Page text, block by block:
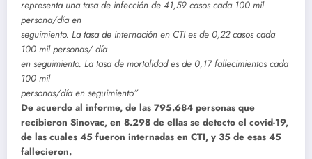
representa una tasa de infección de 41,59 casos cada 100 mil
persona/día en
seguimiento. La tasa de internación en CTI es de 0,22 casos cada
100 mil personas/ día
en seguimiento. La tasa de mortalidad es de 0,17 fallecimientos cada
100 mil
personas/día en seguimiento”
De acuerdo al informe, de las 795.684 personas que
recibieron Sinovac, en 8.298 de ellas se detecto el covid-19,
de las cuales 45 fueron internadas en CTI, y 35 de esas 45
fallecieron.